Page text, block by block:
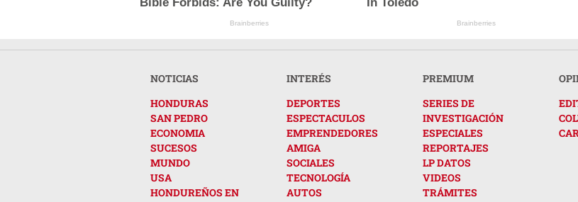
Brainberries Brainberries
NOTICIAS
HONDURAS
SAN PEDRO
ECONOMIA
SUCESOS
MUNDO
USA
HONDUREÑOS EN
INTERÉS
DEPORTES
ESPECTACULOS
EMPRENDEDORES
AMIGA
SOCIALES
TECNOLOGÍA
AUTOS
PREMIUM
SERIES DE
INVESTIGACIÓN
ESPECIALES
REPORTAJES
LP DATOS
VIDEOS
TRÁMITES